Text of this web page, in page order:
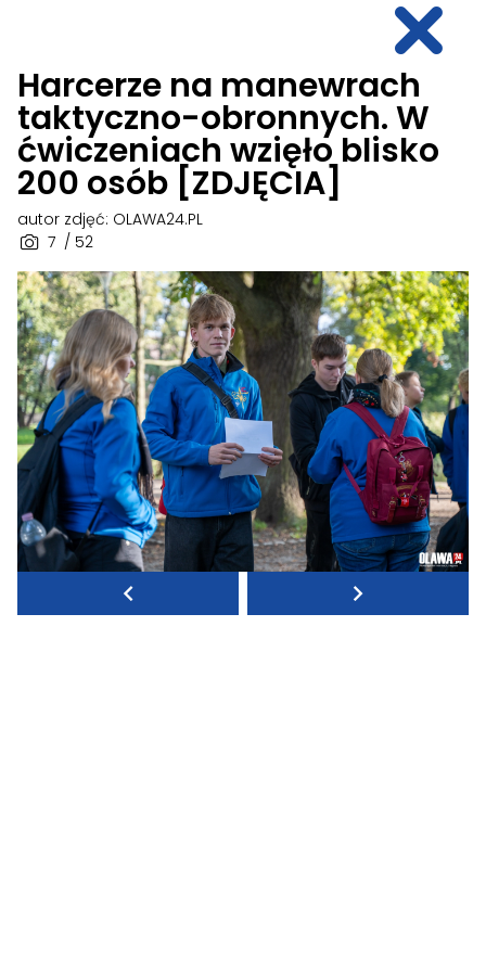
Harcerze na manewrach
taktyczno-obronnych. W
ćwiczeniach wzięło blisko
200 osób [ZDJĘCIA]
7 / 52
autor zdjęć: OLAWA24.PL